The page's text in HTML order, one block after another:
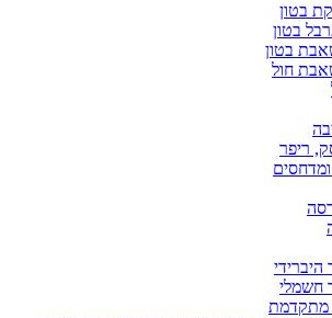
בטון
בטון
בטון
חול
ריפר
היברידי
חשמלי
מתקדמת